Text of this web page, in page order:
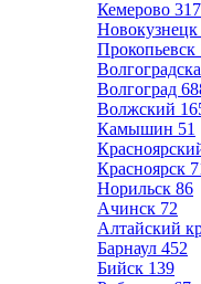
Кемерово 317
Новокузнецк
Прокопьевск
Волгоград
Волжский
Камышин 51
Красноярск
Норильск 86
Ачинск 72
Алтайский
Барнаул 452
Бийск 139